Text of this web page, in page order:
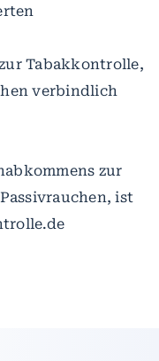
Tabakkontrolle,
verbindlich
zur
ist